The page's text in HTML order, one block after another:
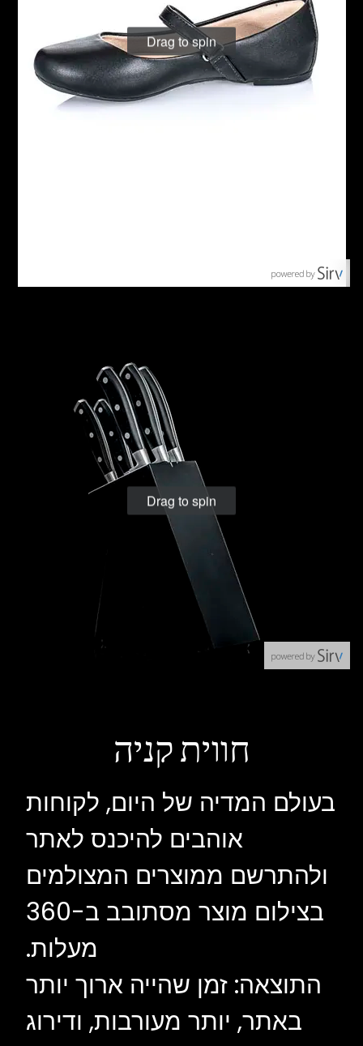
Drag to spin
Drag to spin
חווית קניה
בעולם המדיה של היום, לקוחות
אוהבים להיכנס לאתר
ולהתרשם ממוצרים המצולמים
בצילום מוצר מסתובב ב-360
מעלות.
התוצאה: זמן שהייה ארוך יותר
באתר, יותר מעורבות, ודירוג